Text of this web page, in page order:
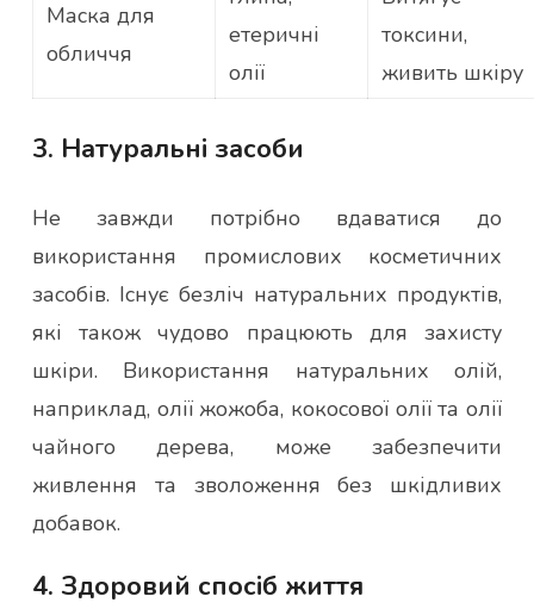
Маска для
обличчя
етеричні
олії
токсини,
живить шкіру
3. Натуральні засоби
Не завжди потрібно вдаватися до
використання промислових косметичних
засобів. Існує безліч натуральних продуктів,
які також чудово працюють для захисту
шкіри. Використання натуральних олій,
наприклад, олії жожоба, кокосової олії та олії
чайного дерева, може забезпечити
живлення та зволоження без шкідливих
добавок.
4. Здоровий спосіб життя